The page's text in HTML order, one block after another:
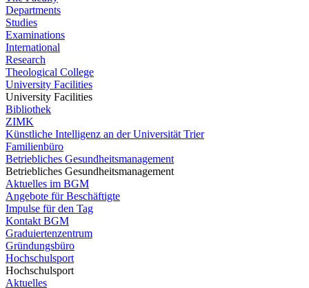
Departments
Studies
Examinations
International
Research
Theological College
University Facilities
University Facilities
Bibliothek
ZIMK
Künstliche Intelligenz an der Universität Trier
Familienbüro
Betriebliches Gesundheitsmanagement
Betriebliches Gesundheitsmanagement
Aktuelles im BGM
Angebote für Beschäftigte
Impulse für den Tag
Kontakt BGM
Graduiertenzentrum
Gründungsbüro
Hochschulsport
Hochschulsport
Aktuelles